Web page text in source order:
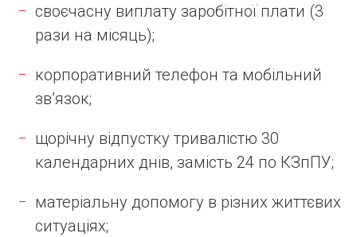
своєчасну виплату заробітної плати (3
рази на місяць);
корпоративний телефон та мобільний
зв’язок;
щорічну відпустку тривалістю 30
календарних днів, замість 24 по КЗпПУ;
матеріальну допомогу в різних життєвих
ситуаціях;